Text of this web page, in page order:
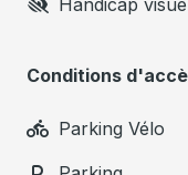
Handicap
Conditions
Parking Vélo